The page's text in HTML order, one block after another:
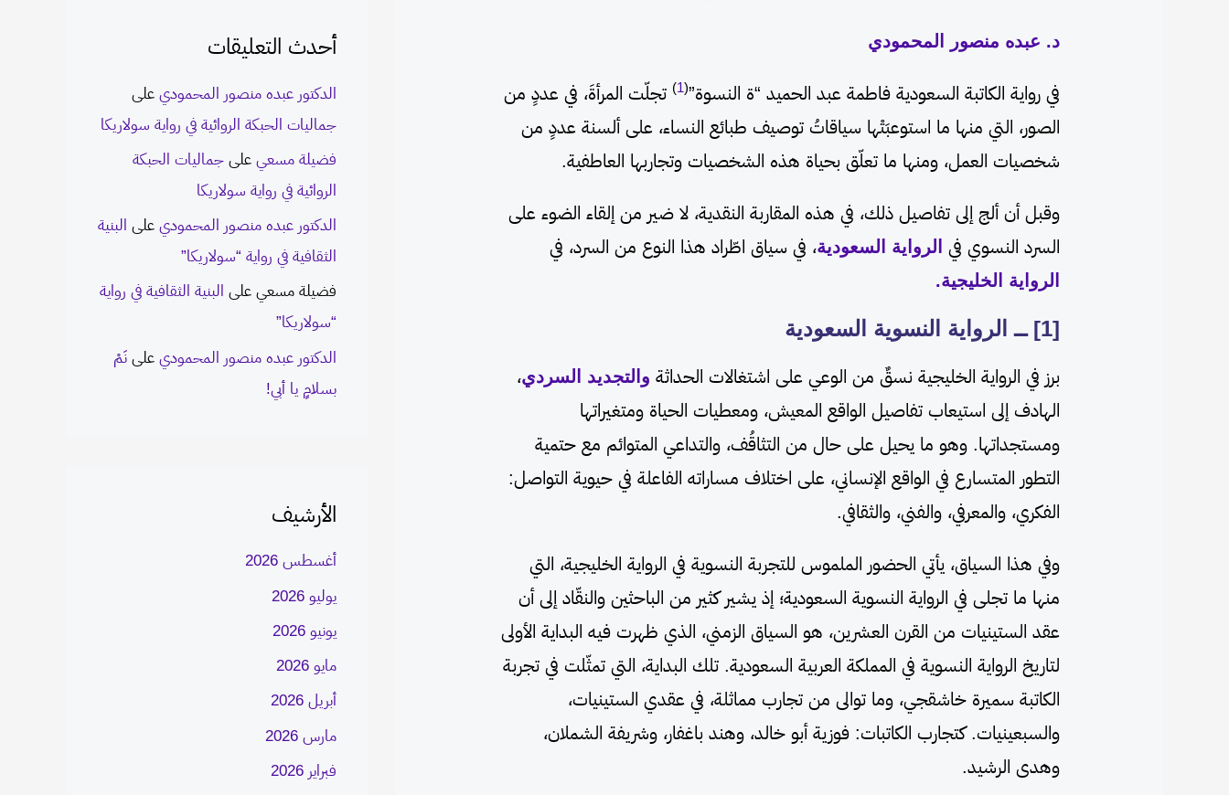
د. عبده منصور المحمودي
في رواية الكاتبة السعودية فاطمة عبد الحميد “ة النسوة”(
1
) تجلّت المرأةَ، في عددٍ من
الصور، التي منها ما استوعبَتْها سياقاتُ توصيف طبائع النساء، على ألسنة عددٍ من
شخصيات العمل، ومنها ما تعلّق بحياة هذه الشخصيات وتجاربها العاطفية.
وقبل أن ألج إلى تفاصيل ذلك، في هذه المقاربة النقدية، لا ضير من إلقاء الضوء على
السرد النسوي في
الرواية السعودية، في سياق اطّراد هذا النوع من السرد، في
الرواية الخليجية.
[1] ــ الرواية النسوية السعودية
برز في الرواية الخليجية نسقٌ من الوعي على اشتغالات الحداثة والتجديد السردي،
الهادف إلى استيعاب تفاصيل الواقع المعيش، ومعطيات الحياة ومتغيراتها
ومستجداتها. وهو ما يحيل على حال من التثاقُف، والتداعي المتوائم مع حتمية
التطور المتسارع في الواقع الإنساني، على اختلاف مساراته الفاعلة في حيوية التواصل:
الفكري، والمعرفي، والفني، والثقافي.
وفي هذا السياق، يأتي الحضور الملموس للتجربة النسوية في الرواية الخليجية، التي
منها ما تجلى في الرواية النسوية السعودية؛ إذ يشير كثير من الباحثين والنقّاد إلى أن
عقد الستينيات من القرن العشرين، هو السياق الزمني، الذي ظهرت فيه البداية الأولى
لتاريخ الرواية النسوية في المملكة العربية السعودية. تلك البداية، التي تمثّلت في تجربة
الكاتبة سميرة خاشقجي، وما توالى من تجارب مماثلة، في عقدي الستينيات،
والسبعينيات. كتجارب الكاتبات: فوزية أبو خالد، وهند باغفار، وشريفة الشملان،
وهدى الرشيد.
أحدث التعليقات
الدكتور عبده منصور المحمودي على
جماليات الحبكة الروائية في رواية سولاريكا
فضيلة مسعي على جماليات الحبكة
الروائية في رواية سولاريكا
الدكتور عبده منصور المحمودي على البنية
الثقافية في رواية “سولاريكا”
فضيلة مسعي على البنية الثقافية في رواية
“سولاريكا”
الدكتور عبده منصور المحمودي على نَمْ
بسلامٍ يا أبي!
الأرشيف
أغسطس 2026
يوليو 2026
يونيو 2026
مايو 2026
أبريل 2026
مارس 2026
فبراير 2026